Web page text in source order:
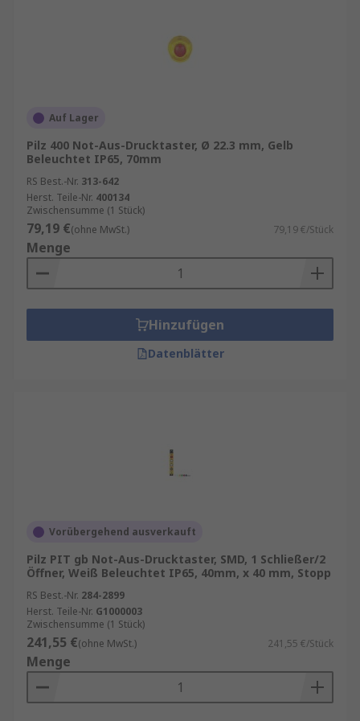
Auf Lager
Pilz 400 Not-Aus-Drucktaster, Ø 22.3 mm, Gelb
Beleuchtet IP65, 70mm
RS Best.-Nr. 313-642
Herst. Teile-Nr. 400134
Zwischensumme (1 Stück)
79,19 €(ohne MwSt.) 79,19 €/Stück
Menge
Hinzufügen
Datenblätter
Vorübergehend ausverkauft
Pilz PIT gb Not-Aus-Drucktaster, SMD, 1 Schließer/2
Öffner, Weiß Beleuchtet IP65, 40mm, x 40 mm, Stopp
RS Best.-Nr. 284-2899
Herst. Teile-Nr. G1000003
Zwischensumme (1 Stück)
241,55 €(ohne MwSt.) 241,55 €/Stück
Menge